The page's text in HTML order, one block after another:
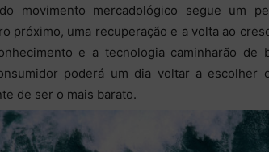
movimento mercadológico segue um
próximo, uma recuperação e a volta ao
e a tecnologia caminharão de
poderá um dia voltar a escolher
de ser o mais barato.